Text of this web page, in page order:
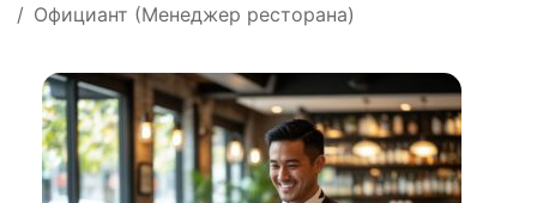
Официант (Менеджер ресторана)